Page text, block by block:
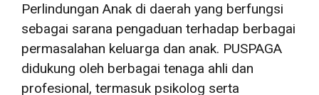
Perlindungan Anak di daerah yang berfungsi
sebagai sarana pengaduan terhadap berbagai
permasalahan keluarga dan anak. PUSPAGA
didukung oleh berbagai tenaga ahli dan
profesional, termasuk psikolog serta